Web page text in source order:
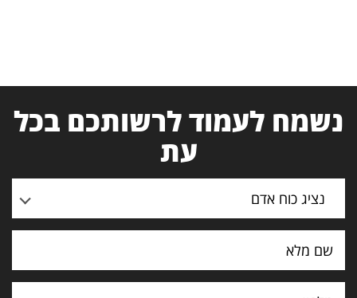
נשמח לעמוד לרשותכם בכל
עת
נציג כוח אדם